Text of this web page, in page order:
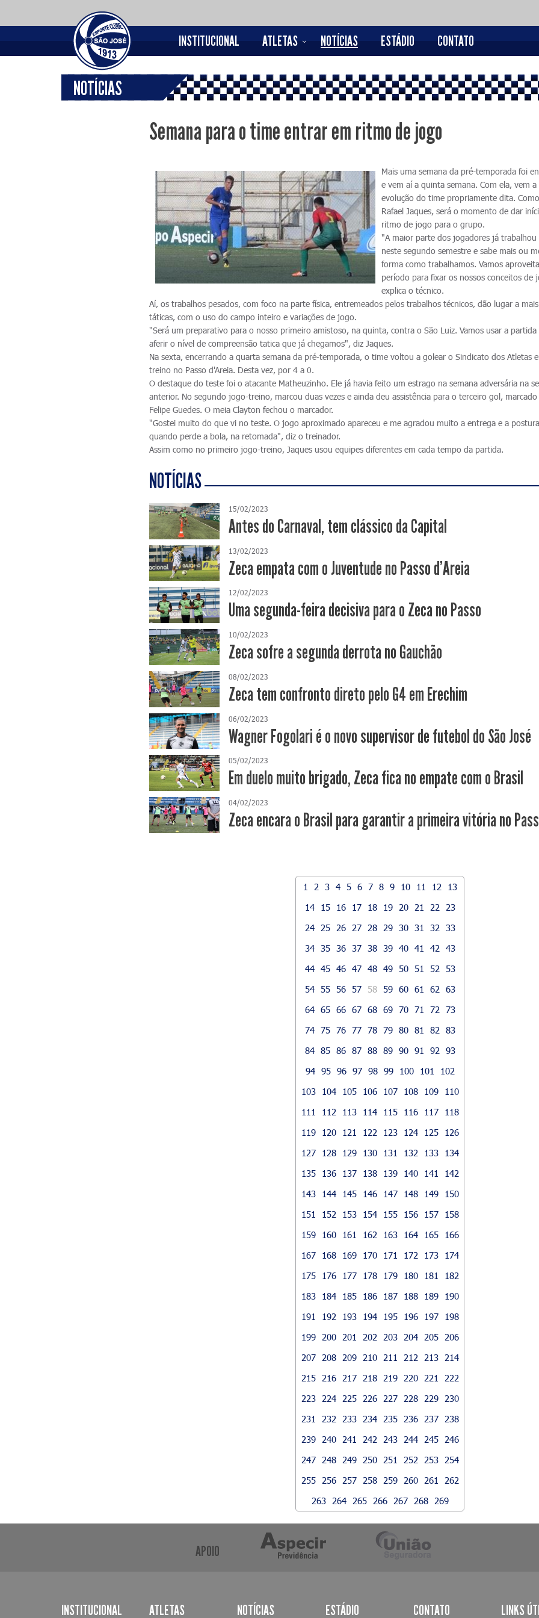
INSTITUCIONAL ATLETAS NOTÍCIAS ESTÁDIO CONTATO
NOTÍCIAS
Semana para o time entrar em ritmo de jogo
Mais uma semana da pré-temporada foi
e vem aí a quinta semana. Com ela, vem a
evolução do time propriamente dita.
Rafael Jaques, será o momento de dar
ritmo de jogo para o grupo.
"A maior parte dos jogadores já trabalhou
neste segundo semestre e sabe mais ou
forma como trabalhamos. Vamos
período para fixar os nossos conceitos de
explica o técnico.
Aí, os trabalhos pesados, com foco na parte física, entremeados pelos trabalhos técnicos, dão lugar a mais
táticas, com o uso do campo inteiro e variações de jogo.
"Será um preparativo para o nosso primeiro amistoso, na quinta, contra o São Luiz. Vamos usar a partida
aferir o nível de compreensão tatica que já chegamos", diz Jaques.
Na sexta, encerrando a quarta semana da pré-temporada, o time voltou a golear o Sindicato dos Atletas
treino no Passo d'Areia. Desta vez, por 4 a 0.
O destaque do teste foi o atacante Matheuzinho. Ele já havia feito um estrago na semana adversária na
anterior. No segundo jogo-treino, marcou duas vezes e ainda deu assistência para o terceiro gol,
Felipe Guedes. O meia Clayton fechou o marcador.
"Gostei muito do que vi no teste. O jogo aproximado apareceu e me agradou muito a entrega e a
quando perde a bola, na retomada", diz o treinador.
Assim como no primeiro jogo-treino, Jaques usou equipes diferentes em cada tempo da partida.
NOTÍCIAS
15/02/2023
Antes do Carnaval, tem clássico da Capital
13/02/2023
Zeca empata com o Juventude no Passo d'Areia
12/02/2023
Uma segunda-feira decisiva para o Zeca no Passo
10/02/2023
Zeca sofre a segunda derrota no Gauchão
08/02/2023
Zeca tem confronto direto pelo G4 em Erechim
06/02/2023
Wagner Fogolari é o novo supervisor de futebol do São José
05/02/2023
Em duelo muito brigado, Zeca fica no empate com o Brasil
04/02/2023
Zeca encara o Brasil para garantir a primeira vitória no
1 2 3 4 5 6 7 8 9 10 11 12
13
14
15 16 17 18 19 20 21 22
23
24
25 26 27 28 29 30 31 32
33
34 35 36 37 38 39 40 41 42
43
44 45 46 47 48 49 50 51 52
53
54 55 56 57 58 59 60 61 62
63
64 65 66 67 68 69 70 71 72
73
74 75 76 77 78 79 80 81 82
83
84 85 86 87 88 89 90 91 92
93
94 95 96 97 98 99 100 101
102
103
104 105 106 107 108 109
110
111
112 113 114 115 116 117
118
119
120 121 122 123 124 125
126
127
128 129 130 131 132 133
134
135
136 137 138 139 140 141
142
143
144 145 146 147 148 149
150
151
152 153 154 155 156 157
158
159
160 161 162 163 164 165
166
167
168 169 170 171 172 173
174
175
176 177 178 179 180 181
182
183
184 185 186 187 188 189
190
191
192 193 194 195 196 197
198
199
200 201 202 203 204 205
206
207
208 209 210 211 212 213
214
215
216 217 218 219 220 221
222
223
224 225 226 227 228 229
230
231
232 233 234 235 236 237
238
239
240 241 242 243 244 245
246
247
248 249 250 251 252 253
254
255
256 257 258 259 260 261
262
263
264 265 266 267 268 269
APOIO
INSTITUCIONAL ATLETAS NOTÍCIAS ESTÁDIO CONTATO LINKS